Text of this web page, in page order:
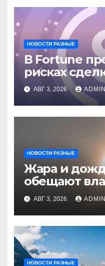
НОВОСТИ РАЗНЫЕ
В Fortune
рисках
АВГ 3, 2026 ADMIN
НОВОСТИ РАЗНЫЕ
Жара и
обещают
августа
АВГ 3, 2026 ADMIN
НОВОСТИ РАЗНЫЕ